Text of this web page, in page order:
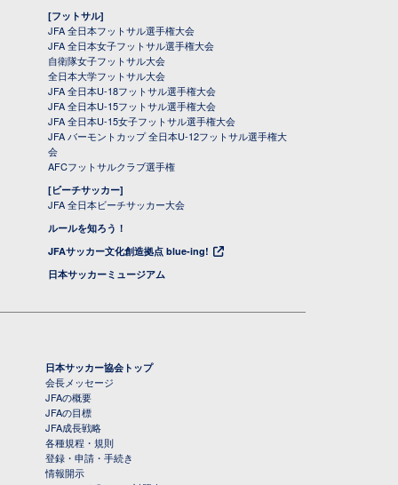
[フットサル]
JFA 全日本フットサル選手権大会
JFA 全日本女子フットサル選手権大会
自衛隊女子フットサル大会
全日本大学フットサル大会
JFA 全日本U-18フットサル選手権大会
JFA 全日本U-15フットサル選手権大会
JFA 全日本U-15女子フットサル選手権大会
JFA バーモントカップ 全日本U-12フットサル選手権大
会
AFCフットサルクラブ選手権
[ビーチサッカー]
JFA 全日本ビーチサッカー大会
ルールを知ろう！
JFAサッカー文化創造拠点 blue-ing!
日本サッカーミュージアム
日本サッカー協会トップ
会長メッセージ
JFAの概要
JFAの目標
JFA成長戦略
各種規程・規則
登録・申請・手続き
情報開示